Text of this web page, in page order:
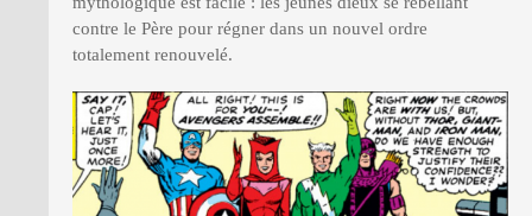
contre le Père pour régner dans un nouvel ordre
totalement renouvelé.